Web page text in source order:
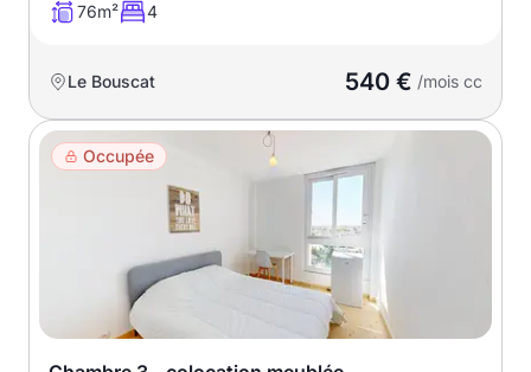
76m² 4
Le Bouscat 540 € /mois cc
Occupée